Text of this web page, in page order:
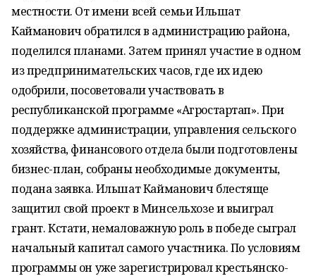
местности. От имени всей семьи Ильшат
Кайманович обратился в администрацию района,
поделился планами. Затем принял участие в одном
из предпринимательских часов, где их идею
одобрили, посоветовали участвовать в
республиканской программе «Агростартап». При
поддержке администрации, управления сельского
хозяйства, финансового отдела были подготовлены
бизнес-план, собраны необходимые документы,
подана заявка. Ильшат Кайманович блестяще
защитил свой проект в Минсельхозе и выиграл
грант. Кстати, немаловажную роль в победе сыграл
начальный капитал самого участника. По условиям
программы он уже зарегистрировал крестьянско-